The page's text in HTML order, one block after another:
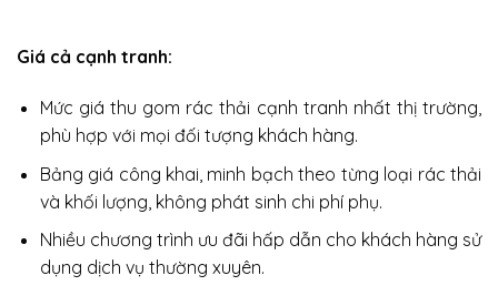
Giá cả cạnh tranh:
Mức giá thu gom rác thải cạnh tranh nhất thị trường,
phù hợp với mọi đối tượng khách hàng.
Bảng giá công khai, minh bạch theo từng loại rác thải
và khối lượng, không phát sinh chi phí phụ.
Nhiều chương trình ưu đãi hấp dẫn cho khách hàng sử
dụng dịch vụ thường xuyên.